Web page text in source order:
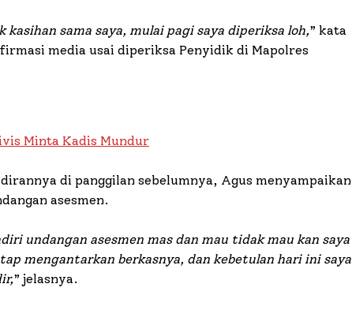
kasihan sama saya, mulai pagi saya diperiksa loh,” kata
media usai diperiksa Penyidik di Mapolres
Minta Kadis Mundur
di panggilan sebelumnya, Agus menyampaikan
asesmen.
undangan asesmen mas dan mau tidak mau kan saya
mengantarkan berkasnya, dan kebetulan hari ini saya
” jelasnya.